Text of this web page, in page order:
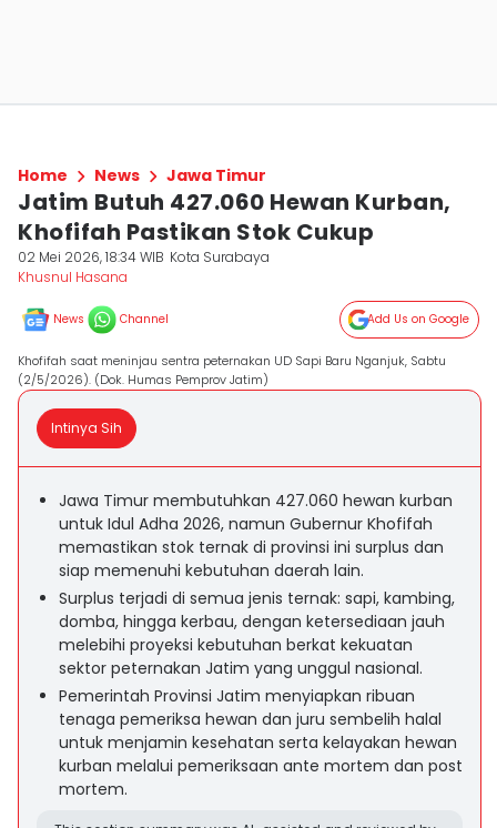
Home News Jawa Timur
Jatim Butuh 427.060 Hewan Kurban,
Khofifah Pastikan Stok Cukup
02 Mei 2026, 18:34 WIB Kota Surabaya
Khusnul Hasana
News Channel Add Us on Google
Khofifah saat meninjau sentra peternakan UD Sapi Baru Nganjuk, Sabtu
(2/5/2026). (Dok. Humas Pemprov Jatim)
Intinya Sih
Jawa Timur membutuhkan 427.060 hewan kurban
untuk Idul Adha 2026, namun Gubernur Khofifah
memastikan stok ternak di provinsi ini surplus dan
siap memenuhi kebutuhan daerah lain.
Surplus terjadi di semua jenis ternak: sapi, kambing,
domba, hingga kerbau, dengan ketersediaan jauh
melebihi proyeksi kebutuhan berkat kekuatan
sektor peternakan Jatim yang unggul nasional.
Pemerintah Provinsi Jatim menyiapkan ribuan
tenaga pemeriksa hewan dan juru sembelih halal
untuk menjamin kesehatan serta kelayakan hewan
kurban melalui pemeriksaan ante mortem dan post
mortem.